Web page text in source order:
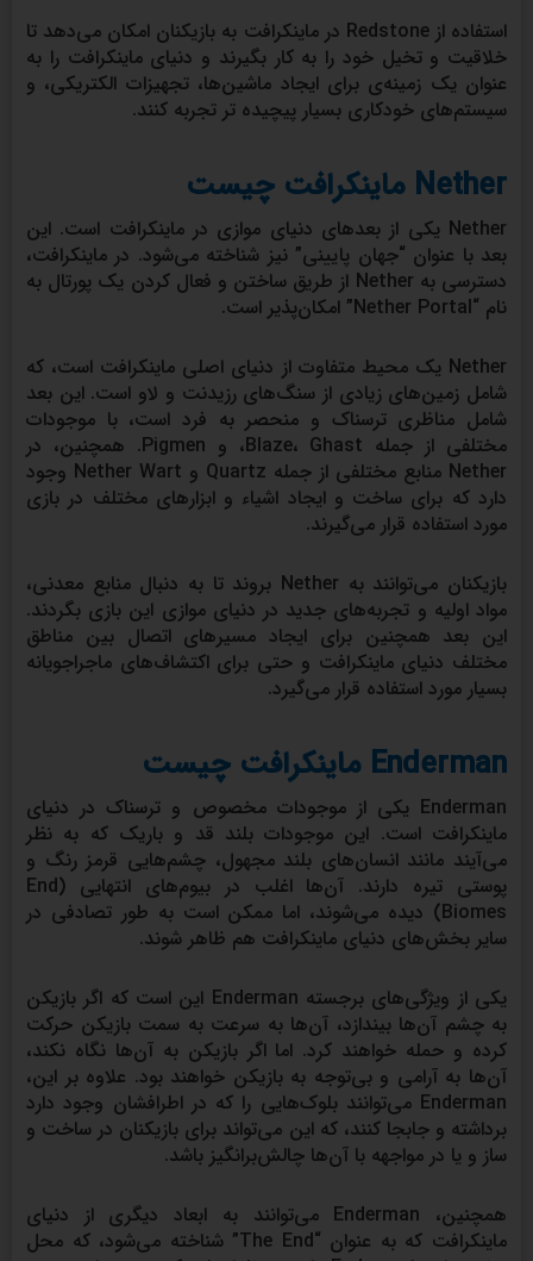
استفاده از Redstone در ماینکرافت به بازیکنان امکان می‌دهد تا
خلاقیت و تخیل خود را به کار بگیرند و دنیای ماینکرافت را به
عنوان یک زمینه‌ی برای ایجاد ماشین‌ها، تجهیزات الکتریکی، و
سیستم‌های خودکاری بسیار پیچیده تر تجربه کنند.
Nether ماینکرافت چیست
Nether یکی از بعد‌های دنیای موازی در ماینکرافت است. این
بعد با عنوان “جهان پایینی” نیز شناخته می‌شود. در ماینکرافت،
دسترسی به Nether از طریق ساختن و فعال کردن یک پورتال به
نام “Nether Portal” امکان‌پذیر است.
Nether یک محیط متفاوت از دنیای اصلی ماینکرافت است، که
شامل زمین‌های زیادی از سنگ‌های رزیدنت و لاو است. این بعد
شامل مناظری ترسناک و منحصر به فرد است، با موجودات
مختلفی از جمله Blaze، Ghast، و Pigmen. همچنین، در
Nether منابع مختلفی از جمله Quartz و Nether Wart وجود
دارد که برای ساخت و ایجاد اشیاء و ابزارهای مختلف در بازی
مورد استفاده قرار می‌گیرند.
بازیکنان می‌توانند به Nether بروند تا به دنبال منابع معدنی،
مواد اولیه و تجربه‌های جدید در دنیای موازی این بازی بگردند.
این بعد همچنین برای ایجاد مسیرهای اتصال بین مناطق
مختلف دنیای ماینکرافت و حتی برای اکتشاف‌های ماجراجویانه
بسیار مورد استفاده قرار می‌گیرد.
Enderman ماینکرافت چیست
Enderman یکی از موجودات مخصوص و ترسناک در دنیای
ماینکرافت است. این موجودات بلند قد و باریک که به نظر
می‌آیند مانند انسان‌های بلند مجهول، چشم‌هایی قرمز رنگ و
پوستی تیره دارند. آن‌ها اغلب در بیوم‌های انتهایی (End
Biomes) دیده می‌شوند، اما ممکن است به طور تصادفی در
سایر بخش‌های دنیای ماینکرافت هم ظاهر شوند.
یکی از ویژگی‌های برجسته Enderman این است که اگر بازیکن
به چشم آن‌ها بیندازد، آن‌ها به سرعت به سمت بازیکن حرکت
کرده و حمله خواهند کرد. اما اگر بازیکن به آن‌ها نگاه نکند،
آن‌ها به آرامی و بی‌توجه به بازیکن خواهند بود. علاوه بر این،
Enderman می‌توانند بلوک‌هایی را که در اطرافشان وجود دارد
برداشته و جابجا کنند، که این می‌تواند برای بازیکنان در ساخت و
ساز و یا در مواجهه با آن‌ها چالش‌برانگیز باشد.
همچنین، Enderman می‌توانند به ابعاد دیگری از دنیای
ماینکرافت که به عنوان “The End” شناخته می‌شود، که محل